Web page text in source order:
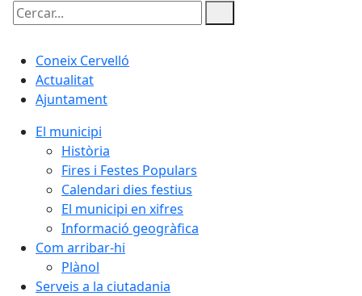
Cercar:
Coneix Cervelló
Actualitat
Ajuntament
El municipi
Història
Fires i Festes Populars
Calendari dies festius
El municipi en xifres
Informació geogràfica
Com arribar-hi
Plànol
Serveis a la ciutadania